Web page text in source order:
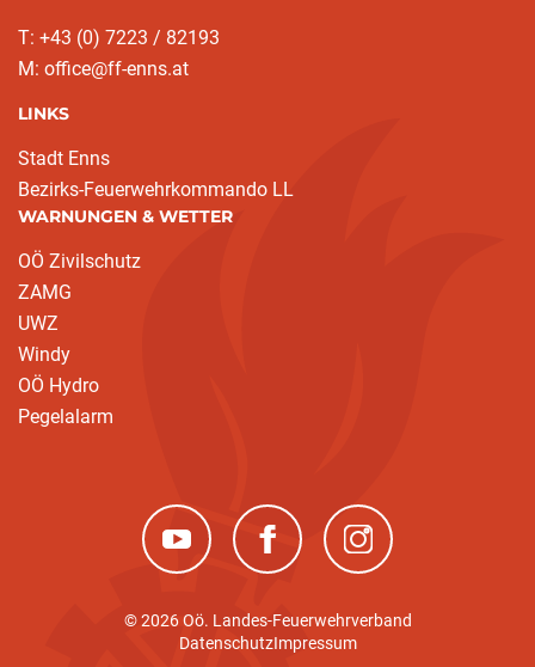
T: +43 (0) 7223 / 82193
M: office@ff-enns.at
LINKS
Stadt Enns
Bezirks-Feuerwehrkommando LL
WARNUNGEN & WETTER
OÖ Zivilschutz
ZAMG
UWZ
Windy
OÖ Hydro
Pegelalarm
(neues Fenster)(neues Fenster)(neues Fenster)
© 2026 Oö. Landes-Feuerwehrverband
DatenschutzImpressum